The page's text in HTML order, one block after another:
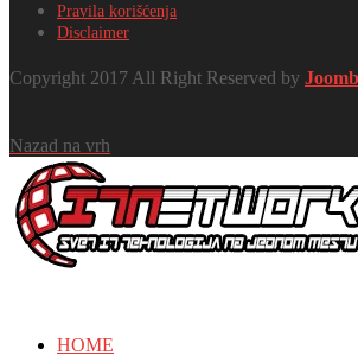
Pravila korišćenja
Disclaimer
Copyright 2017 All Right Reserved by
Nazad na vrh
HOME